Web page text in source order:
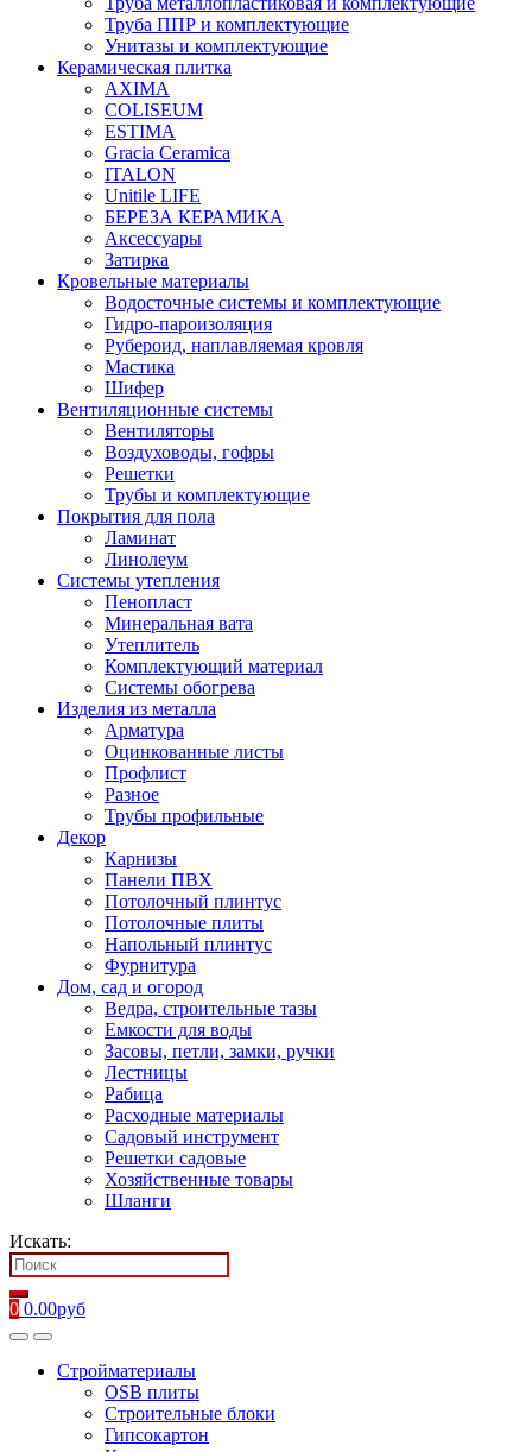
Труба ППР и комплектующие
Унитазы и комплектующие
Керамическая плитка
AXIMA
COLISEUM
ESTIMA
Gracia Ceramica
ITALON
Unitile LIFE
БЕРЕЗА КЕРАМИКА
Аксессуары
Затирка
Кровельные материалы
Водосточные системы и комплектующие
Гидро-пароизоляция
Рубероид, наплавляемая кровля
Мастика
Шифер
Вентиляционные системы
Вентиляторы
Воздуховоды, гофры
Решетки
Трубы и комплектующие
Покрытия для пола
Ламинат
Линолеум
Системы утепления
Пенопласт
Минеральная вата
Утеплитель
Комплектующий материал
Системы обогрева
Изделия из металла
Арматура
Оцинкованные листы
Профлист
Разное
Трубы профильные
Декор
Карнизы
Панели ПВХ
Потолочный плинтус
Потолочные плиты
Напольный плинтус
Фурнитура
Дом, сад и огород
Ведра, строительные тазы
Емкости для воды
Засовы, петли, замки, ручки
Лестницы
Рабица
Расходные материалы
Садовый инструмент
Решетки садовые
Хозяйственные товары
Шланги
Искать:
0 0.00руб
Стройматериалы
OSB плиты
Строительные блоки
Гипсокартон